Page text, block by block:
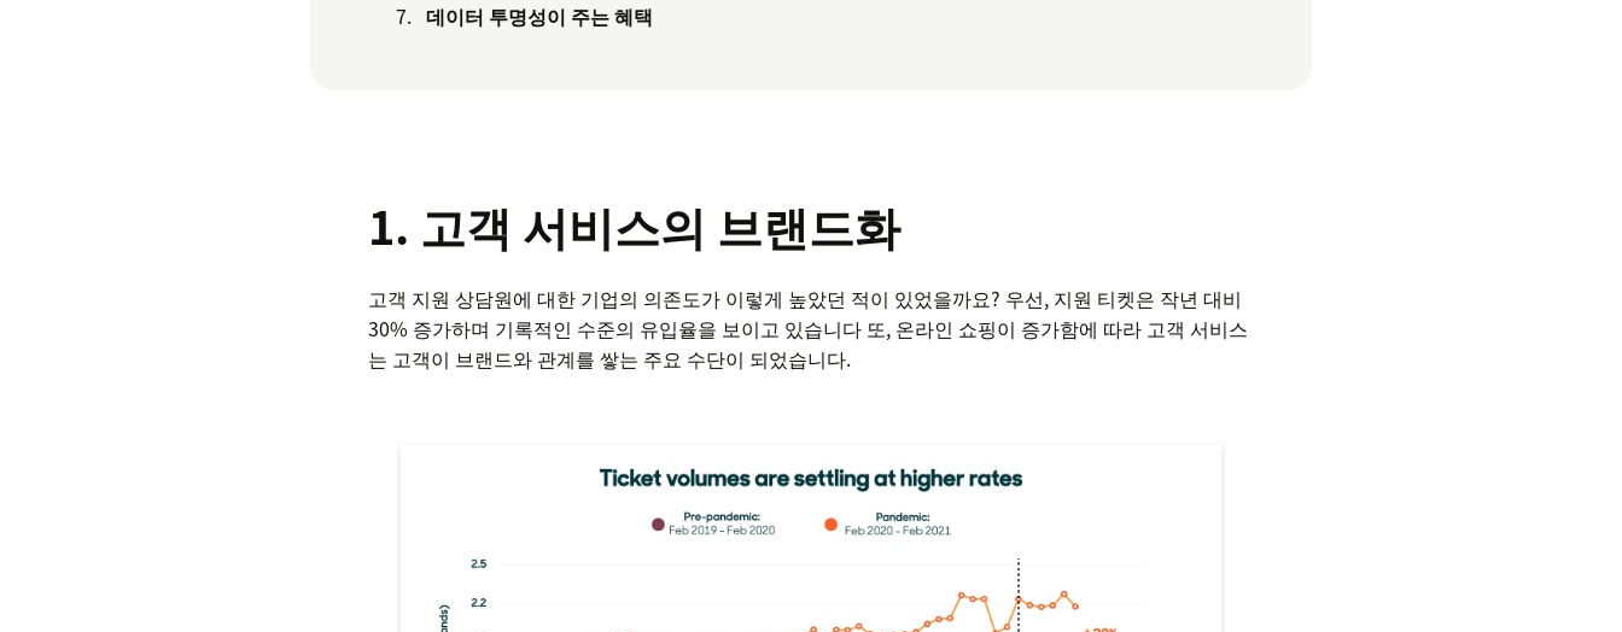
데이터 투명성이 주는 혜택
1. 고객 서비스의 브랜드화
고객 지원 상담원에 대한 기업의 의존도가 이렇게 높았던 적이 있었을까요? 우선, 지원 티켓은 작년 대비
30% 증가하며 기록적인 수준의 유입율을 보이고 있습니다 또, 온라인 쇼핑이 증가함에 따라 고객 서비스
는 고객이 브랜드와 관계를 쌓는 주요 수단이 되었습니다.